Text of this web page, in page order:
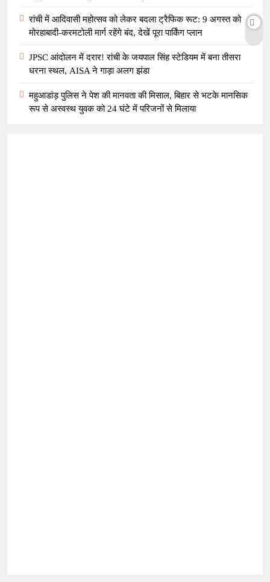
रांची में आदिवासी महोत्सव को लेकर बदला ट्रैफिक रूट: 9 अगस्त को
मोरहाबादी-करमटोली मार्ग रहेंगे बंद, देखें पूरा पार्किंग प्लान
JPSC आंदोलन में दरार! रांची के जयपाल सिंह स्टेडियम में बना तीसरा
धरना स्थल, AISA ने गाड़ा अलग झंडा
महुआडांड़ पुलिस ने पेश की मानवता की मिसाल, बिहार से भटके मानसिक
रूप से अस्वस्थ युवक को 24 घंटे में परिजनों से मिलाया